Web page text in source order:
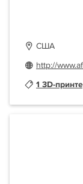
США
http://
1 3D-